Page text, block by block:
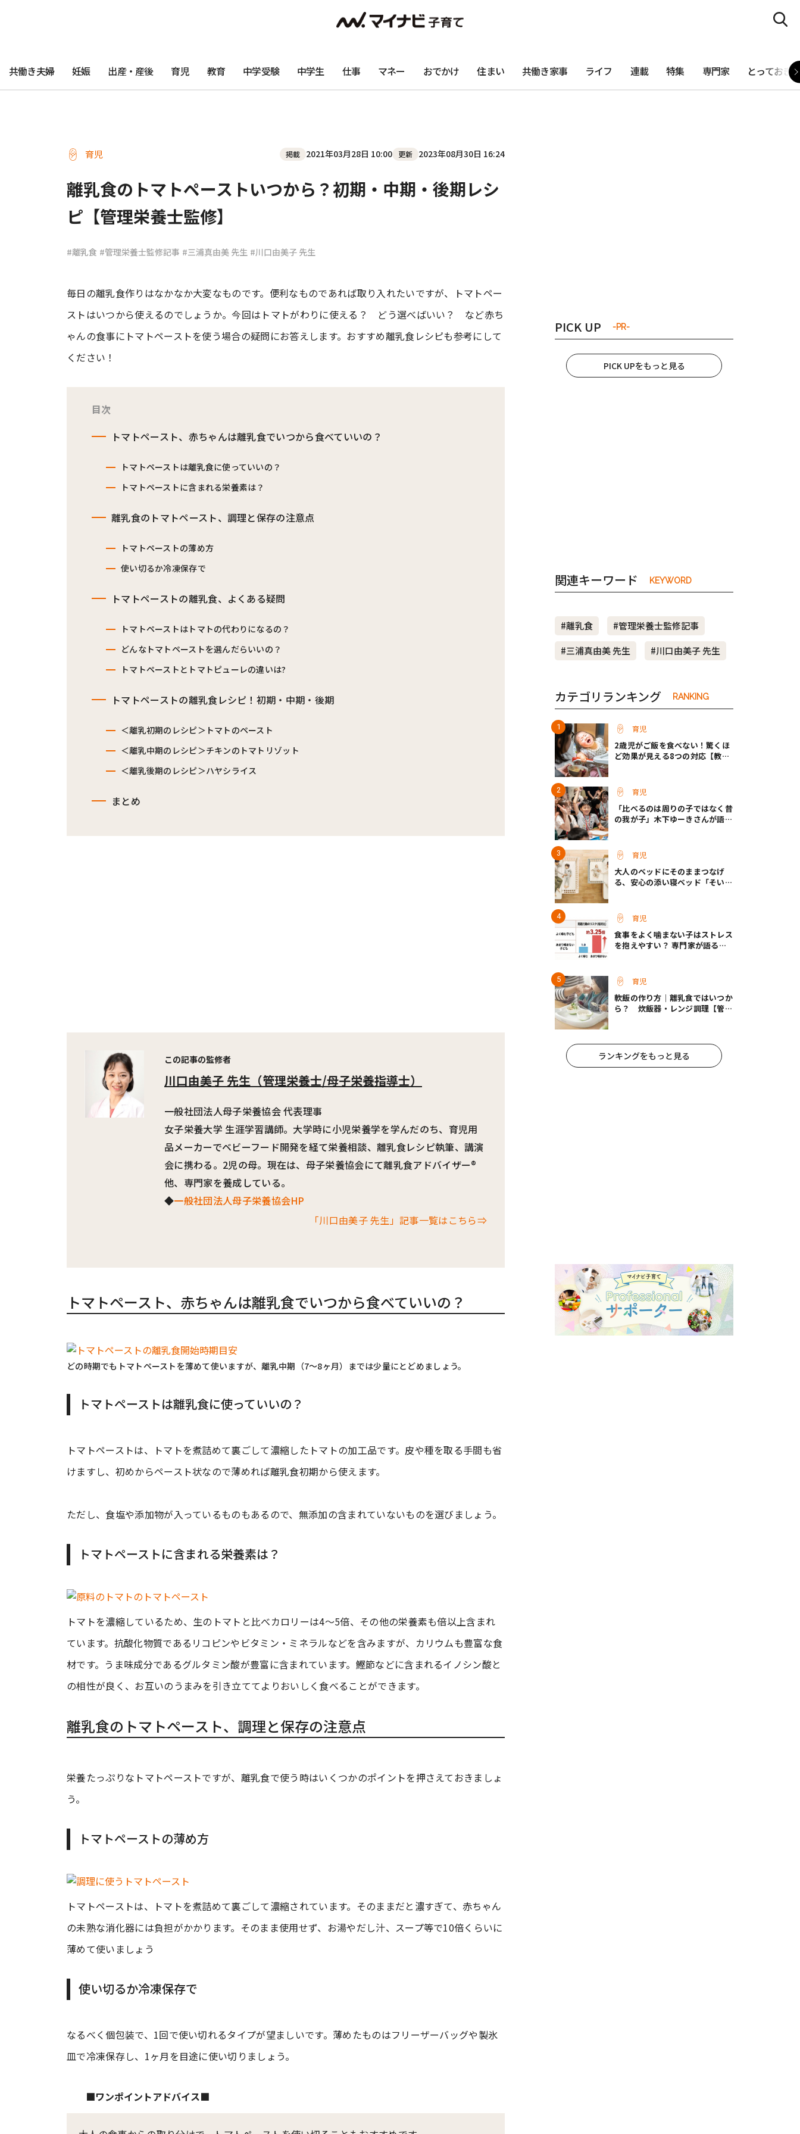
#渡邊大地の令和的ワーパパ道
共働き夫婦 妊娠 出産・産後 育児 教育 中学受験 中学生 仕事 マネー おでかけ 住まい 共働き家事 ライフ 連載 特集 専門家 とっておき
育児 掲載 2021年03月28日 10:00 更新 2023年08月30日 16:24
離乳食のトマトペーストいつから？初期・中期・後期レシ
ピ【管理栄養士監修】
#離乳食 #管理栄養士監修記事 #三浦真由美 先生 #川口由美子 先生
毎日の離乳食作りはなかなか大変なものです。便利なものであれば取り入れたいですが、トマトペー
ストはいつから使えるのでしょうか。今回はトマトがわりに使える？ どう選べばいい？ など赤ち
ゃんの食事にトマトペーストを使う場合の疑問にお答えします。おすすめ離乳食レシピも参考にして
ください！
目次
トマトペースト、赤ちゃんは離乳食でいつから食べていいの？
トマトペーストは離乳食に使っていいの？
トマトペーストに含まれる栄養素は？
離乳食のトマトペースト、調理と保存の注意点
トマトペーストの薄め方
使い切るか冷凍保存で
トマトペーストの離乳食、よくある疑問
トマトペーストはトマトの代わりになるの？
どんなトマトペーストを選んだらいいの？
トマトペーストとトマトピューレの違いは?
トマトペーストの離乳食レシピ！初期・中期・後期
＜離乳初期のレシピ＞トマトのペースト
＜離乳中期のレシピ＞チキンのトマトリゾット
＜離乳後期のレシピ＞ハヤシライス
まとめ
この記事の監修者
川口由美子 先生 （管理栄養士/母子栄養指導士）
一般社団法人母子栄養協会 代表理事
女子栄養大学 生涯学習講師。大学時に小児栄養学を学んだのち、育児用
品メーカーでベビーフード開発を経て栄養相談、離乳食レシピ執筆、講演
会に携わる。2児の母。現在は、母子栄養協会にて離乳食アドバイザー®
他、専門家を養成している。
◆一般社団法人母子栄養協会HP
「川口由美子 先生」記事一覧はこちら⇒
トマトペースト、赤ちゃんは離乳食でいつから食べていいの？
どの時期でもトマトペーストを薄めて使いますが、離乳中期（7〜8ヶ月）までは少量にとどめましょう。
トマトペーストは離乳食に使っていいの？
トマトペーストは、トマトを煮詰めて裏ごして濃縮したトマトの加工品です。皮や種を取る手間も省
けますし、初めからペースト状なので薄めれば離乳食初期から使えます。
ただし、食塩や添加物が入っているものもあるので、無添加の含まれていないものを選びましょう。
トマトペーストに含まれる栄養素は？
トマトを濃縮しているため、生のトマトと比べカロリーは4〜5倍、その他の栄養素も倍以上含まれ
ています。抗酸化物質であるリコピンやビタミン・ミネラルなどを含みますが、カリウムも豊富な食
材です。うま味成分であるグルタミン酸が豊富に含まれています。鰹節などに含まれるイノシン酸と
の相性が良く、お互いのうまみを引き立ててよりおいしく食べることができます。
離乳食のトマトペースト、調理と保存の注意点
栄養たっぷりなトマトペーストですが、離乳食で使う時はいくつかのポイントを押さえておきましょ
う。
トマトペーストの薄め方
トマトペーストは、トマトを煮詰めて裏ごして濃縮されています。そのままだと濃すぎて、赤ちゃん
の未熟な消化器には負担がかかります。そのまま使用せず、お湯やだし汁、スープ等で10倍くらいに
薄めて使いましょう
使い切るか冷凍保存で
なるべく個包装で、1回で使い切れるタイプが望ましいです。薄めたものはフリーザーバッグや製氷
皿で冷凍保存し、1ヶ月を目途に使い切りましょう。
■ワンポイントアドバイス■
PICK UP -PR-
PICK UPをもっと見る
関連キーワード KEYWORD
#離乳食
#管理栄養士監修記事
#三浦真由美 先生
#川口由美子 先生
カテゴリランキング RANKING
育児
2歳児がご飯を食べない！驚くほ
ど効果が見える8つの対応【教え
育児
「比べるのは周りの子ではなく昔
の我が子」木下ゆーきさんが語っ
育児
大人のベッドにそのままつなげ
る、安心の添い寝ベッド「そいね
育児
食事をよく噛まない子はストレス
を抱えやすい？ 専門家が語る、
育児
軟飯の作り方｜離乳食ではいつか
ら？ 炊飯器・レンジ調理【管理
ランキングをもっと見る